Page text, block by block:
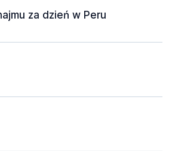
za dzień w Peru